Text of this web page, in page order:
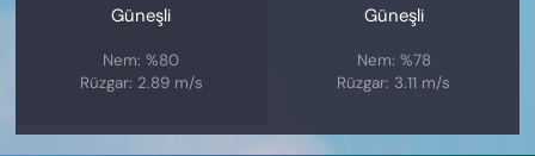
Güneşli
Nem: %80
Rüzgar: 2.89 m/s
Güneşli
Nem: %78
Rüzgar: 3.11 m/s